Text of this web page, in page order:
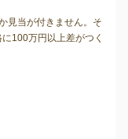
見当が付きません。そ
100万円以上差がつく